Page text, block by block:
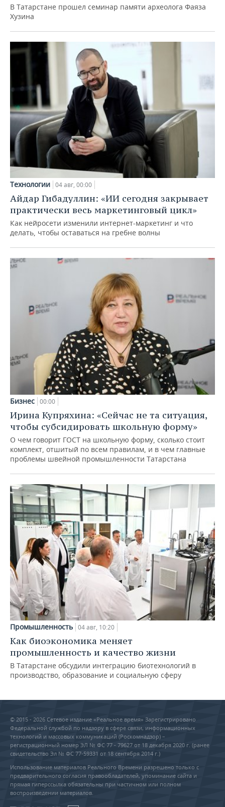
В Татарстане прошел семинар памяти археолога Фаяза
Хузина
Технологии 04 авг, 00:00
Айдар Гибадуллин: «ИИ сегодня закрывает
практически весь маркетинговый цикл»
Как нейросети изменили интернет-маркетинг и что
делать, чтобы оставаться на гребне волны
Бизнес 00:00
Ирина Купряхина: «Сейчас не та ситуация,
чтобы субсидировать школьную форму»
О чем говорит ГОСТ на школьную форму, сколько стоит
комплект, отшитый по всем правилам, и в чем главные
проблемы швейной промышленности Татарстана
Промышленность 04 авг, 10:20
Как биоэкономика меняет
промышленность и качество жизни
В Татарстане обсудили интеграцию биотехнологий в
производство, образование и социальную сферу
© 2015 - 2026 Сетевое издание «Реальное время» Зарегистрировано
Федеральной службой по надзору в сфере связи, информационных
технологий и массовых коммуникаций (Роскомнадзор) –
регистрационный номер ЭЛ № ФС 77 - 79627 от 18 декабря 2020 г. (ранее
свидетельство Эл № ФС 77-59331 от 18 сентября 2014 г.)
Использование материалов Реального Времени разрешено только с
предварительного согласия правообладателей, упоминание сайта и
прямая гиперссылка обязательны при частичном или полном
воспроизведении материалов.